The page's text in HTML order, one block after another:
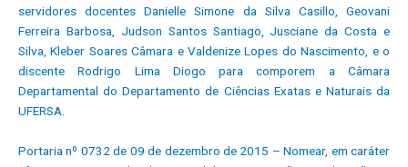
servidores docentes Danielle Simone da Silva Casillo, Geovani
Ferreira Barbosa, Judson Santos Santiago, Jusciane da Costa e
Silva, Kleber Soares Câmara e Valdenize Lopes do Nascimento, e o
discente Rodrigo Lima Diogo para comporem a Câmara
Departamental do Departamento de Ciências Exatas e Naturais da
UFERSA.
Portaria nº 0732 de 09 de dezembro de 2015 – Nomear, em caráter